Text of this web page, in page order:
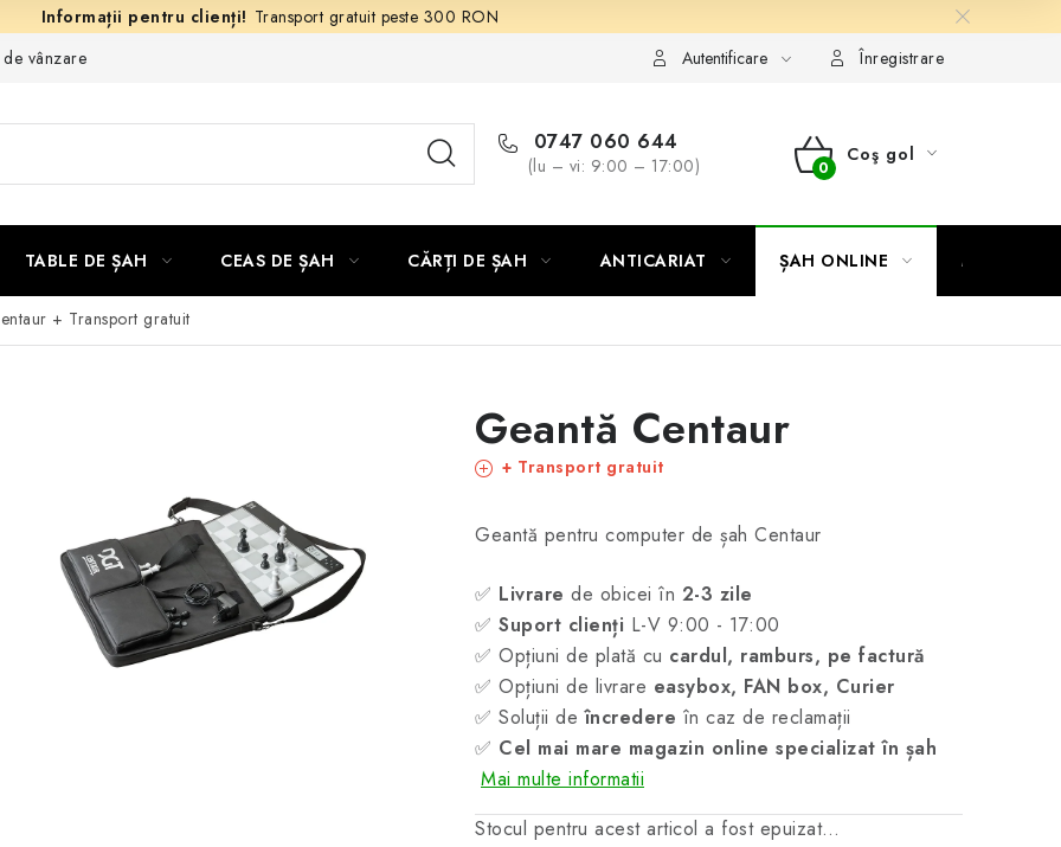
Transport gratuit peste 300 RON
vânzare
Autentificare Înregistrare
0747 060 644
(lu – vi: 9:00 – 17:00)
COŞ
CUMPĂRĂTURI
Coş gol
TABLE DE ȘAH CEAS DE ȘAH CĂRȚI DE ȘAH ANTICARIAT ȘAH ONLINE MERCH
+ Transport gratuit
Geantă Centaur
+ Transport gratuit
Geantă pentru computer de șah Centaur
✅ Livrare de obicei în 2-3 zile
✅ Suport clienți L-V 9:00 - 17:00
✅ Opțiuni de plată cu cardul, ramburs, pe factură
✅ Opțiuni de livrare easybox, FAN box, Curier
✅ Soluții deîncredere în caz de reclamații
✅ Cel mai mare magazin online specializat în șah
Mai multe informatii
Stocul pentru acest articol a fost epuizat…